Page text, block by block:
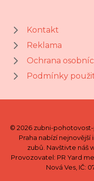
Kontakt
Reklama
Ochrana
Podmínky
© 2026 zubni-
Praha nabízí
zubů. Navštivte náš
Provozovatel: PR Yard
Nová Ves, IČ: